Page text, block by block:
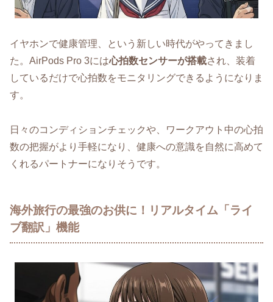
イヤホンで健康管理、という新しい時代がやってきまし
た。AirPods Pro 3には心拍数センサーが搭載され、装着
しているだけで心拍数をモニタリングできるようになりま
す。
日々のコンディションチェックや、ワークアウト中の心拍
数の把握がより手軽になり、健康への意識を自然に高めて
くれるパートナーになりそうです。
海外旅行の最強のお供に！リアルタイム「ライ
ブ翻訳」機能